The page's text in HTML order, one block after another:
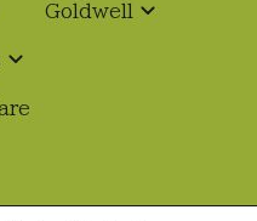
Goldwell